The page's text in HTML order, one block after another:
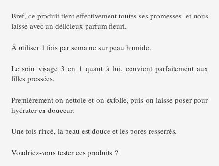
Bref, ce produit tient effectivement toutes ses promesses, et nous
laisse avec un délicieux parfum fleuri.
À utiliser 1 fois par semaine sur peau humide.
Le soin visage 3 en 1 quant à lui, convient parfaitement aux
filles pressées.
Premièrement on nettoie et on exfolie, puis on laisse poser pour
hydrater en douceur.
Une fois rincé, la peau est douce et les pores resserrés.
Voudriez-vous tester ces produits ?